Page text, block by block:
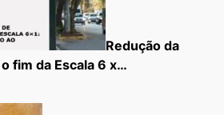
Redução da
fim da Escala 6 x…